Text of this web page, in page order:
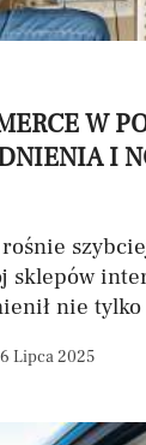
W
I
sklepów
nie tylko
Lipca 2025